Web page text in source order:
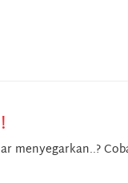
menyegarkan..?